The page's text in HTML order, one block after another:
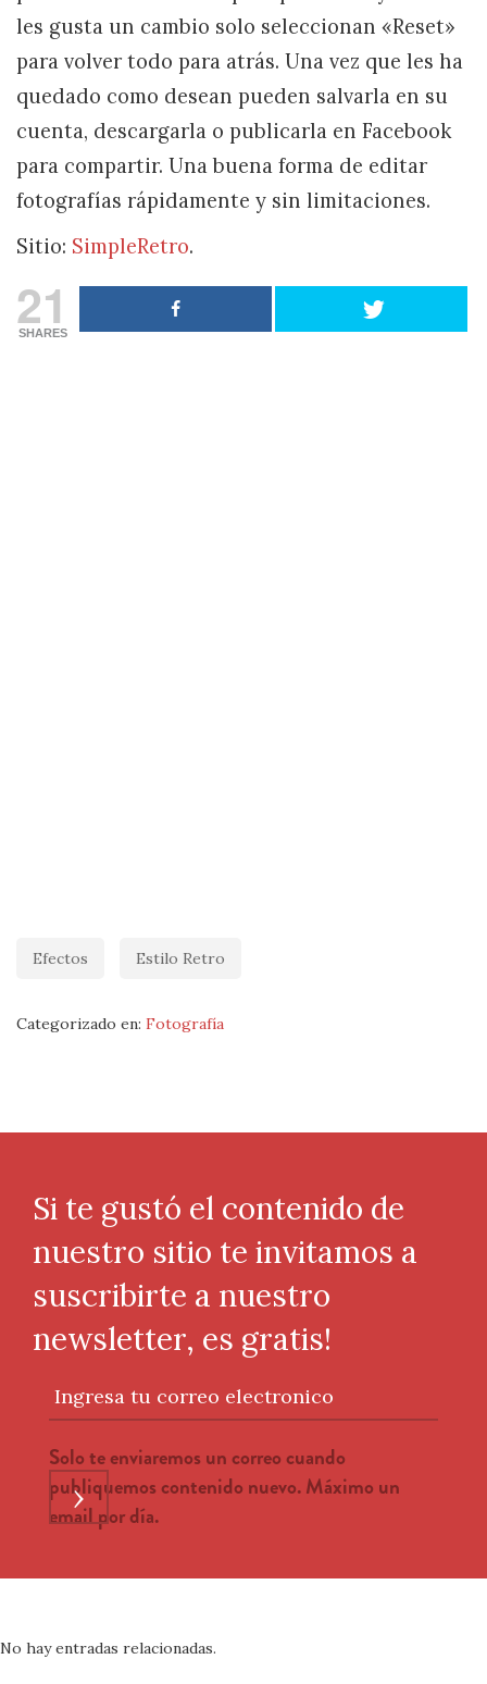
les gusta un cambio solo seleccionan «Reset»
para volver todo para atrás. Una vez que les ha
quedado como desean pueden salvarla en su
cuenta, descargarla o publicarla en Facebook
para compartir. Una buena forma de editar
fotografías rápidamente y sin limitaciones.
Sitio: SimpleRetro.
21
SHARES
Efectos Estilo Retro
Categorizado en: Fotografía
Si te gustó el contenido de
nuestro sitio te invitamos a
suscribirte a nuestro
newsletter, es gratis!
Ingresa tu correo electronico
Solo te enviaremos un correo cuando
publiquemos contenido nuevo. Máximo un
email por día.
›
No hay entradas relacionadas.